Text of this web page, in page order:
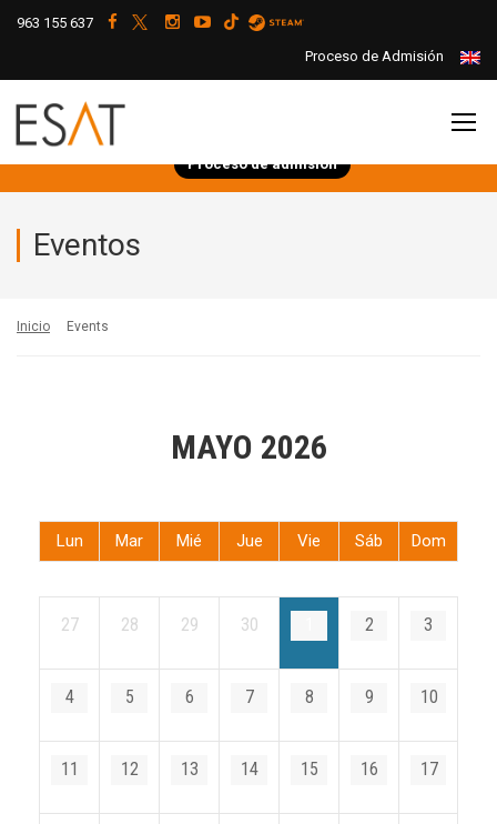
Proceso de admisión
963 155 637
Proceso de Admisión
Eventos
Inicio Events
MAYO 2026
Lun Mar Mié Jue Vie Sáb Dom
27 28 29 30 2 3
4 5 6 7 8 9 10
11 12 13 14 15 16 17